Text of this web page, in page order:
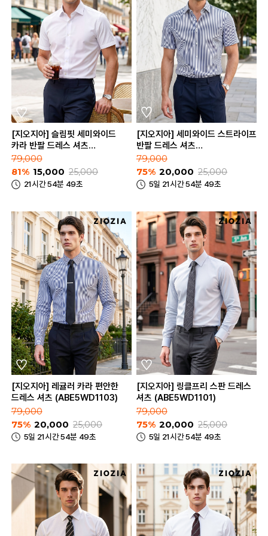
[지오지아] 슬림핏 세미와이드
카라 반팔 드레스 셔츠
(AEE5WD1201_A)
79,000
81% 15,000 25,000
21시간 54분 49초
[지오지아] 세미와이드 스트라이프
반팔 드레스 셔츠
(ABE5WD1201_B)
79,000
75% 20,000 25,000
5일 21시간 54분 49초
[지오지아] 레귤러 카라 편안한
드레스 셔츠 (ABE5WD1103)
79,000
75% 20,000 25,000
5일 21시간 54분 49초
[지오지아] 링클프리 스판 드레스
셔츠 (ABE5WD1101)
79,000
75% 20,000 25,000
5일 21시간 54분 49초